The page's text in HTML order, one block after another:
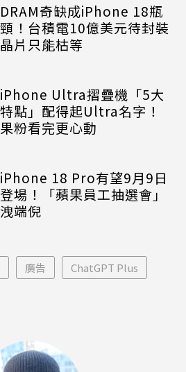
DRAM奇缺成iPhone 18瓶
頸！台積電10億美元待封裝
晶片只能枯等
iPhone Ultra摺疊機「5大
特點」配得起Ultra名字！
果粉看完更心動
iPhone 18 Pro有望9月9日
登場！「蘋果員工抽選會」
洩端倪
廣告 ChatGPT Plus